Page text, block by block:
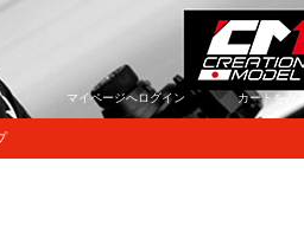
マイページへログイン カートをみる